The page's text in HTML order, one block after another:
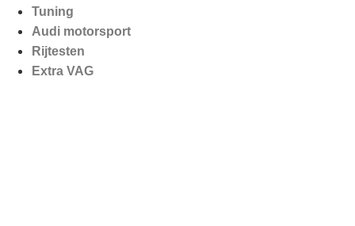
Tuning
Audi motorsport
Rijtesten
Extra VAG